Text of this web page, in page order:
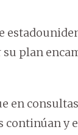
su plan
en
continúan y